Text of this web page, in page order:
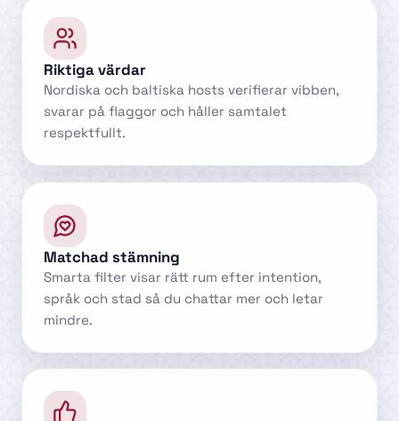
Riktiga värdar
Nordiska och baltiska hosts verifierar vibben,
svarar på flaggor och håller samtalet
respektfullt.
Matchad stämning
Smarta filter visar rätt rum efter intention,
språk och stad så du chattar mer och letar
mindre.